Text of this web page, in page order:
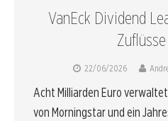
VanEck Dividend
Zuflüsse
22/06/2026
Acht Milliarden Euro
von Morningstar und ein